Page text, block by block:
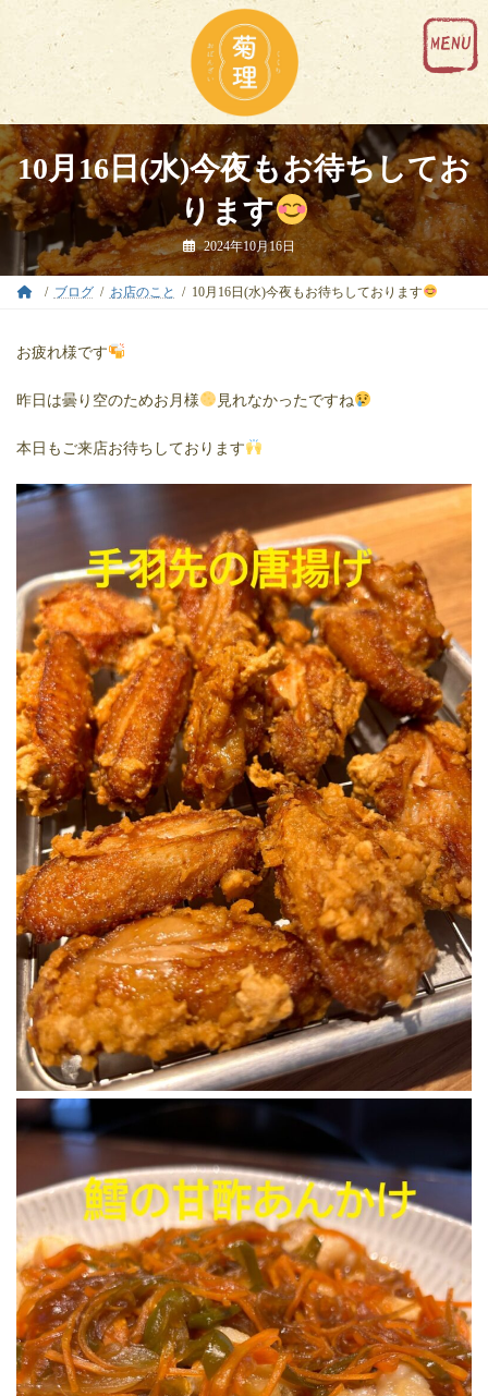
ツ
へ
ス
キ
ッ
プ
シ
ョ
ン
に
移
動 10月16日(水)今夜もお待ちしてお
ります
2024年10月16日
ブログ お店のこと 10月16日(水)今夜もお待ちしております
お疲れ様です
昨日は曇り空のためお月様 見れなかったですね
本日もご来店お待ちしております